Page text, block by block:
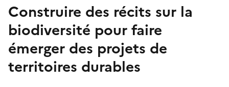
Construire des récits sur la
biodiversité pour faire
émerger des projets de
territoires durables